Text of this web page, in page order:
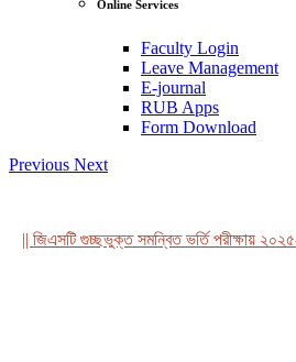
Online Services
Faculty Login
Leave Management
E-journal
RUB Apps
Form Download
Previous Next
|| জিএসটি গুচ্ছভুক্ত সমন্বিত ভর্তি পরীক্ষায় ২০২৫-